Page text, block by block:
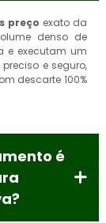
preço exato da
denso de
e executam um
e seguro,
descarte 100%
é